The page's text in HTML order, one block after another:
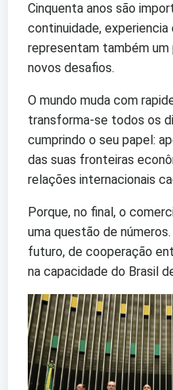
Cinquenta anos são
continuidade, experiencia
representam também
novos desafios.
O mundo muda com
transforma-se todos os
cumprindo o seu papel:
das suas fronteiras
relações internacionais
Porque, no final, o
uma questão de
futuro, de cooperação
na capacidade do Brasil